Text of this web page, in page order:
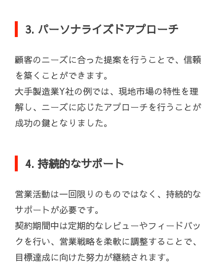
3. パーソナライズドアプローチ
顧客のニーズに合った提案を行うことで、信頼
を築くことができます。
大手製造業Y社の例では、現地市場の特性を理
解し、ニーズに応じたアプローチを行うことが
成功の鍵となりました。
4. 持続的なサポート
営業活動は一回限りのものではなく、持続的な
サポートが必要です。
契約期間中は定期的なレビューやフィードバッ
クを行い、営業戦略を柔軟に調整することで、
目標達成に向けた努力が継続されます。